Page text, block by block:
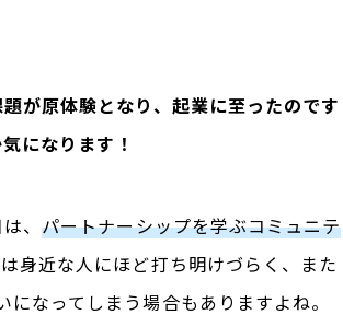
題が原体験となり、起業に至ったのです
になります！
は、パートナーシップを学ぶコミュニテ
身近な人にほど打ち明けづらく、また
なってしまう場合もありますよね。